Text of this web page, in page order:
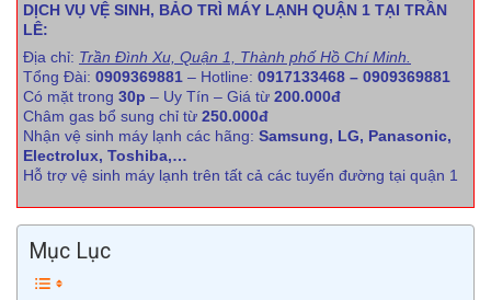
DỊCH VỤ VỆ SINH, BẢO TRÌ MÁY LẠNH QUẬN 1 TẠI TRẦN
LÊ:
Địa chỉ: Trần Đình Xu, Quận 1, Thành phố Hồ Chí Minh.
Tổng Đài: 0909369881 – Hotline: 0917133468 – 0909369881
Có mặt trong 30p – Uy Tín – Giá từ 200.000đ
Châm gas bổ sung chỉ từ 250.000đ
Nhận vệ sinh máy lạnh các hãng: Samsung, LG, Panasonic,
Electrolux, Toshiba,…
Hỗ trợ vệ sinh máy lạnh trên tất cả các tuyến đường tại quận 1
Mục Lục